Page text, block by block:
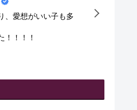
ん、優しくて、良かった😇